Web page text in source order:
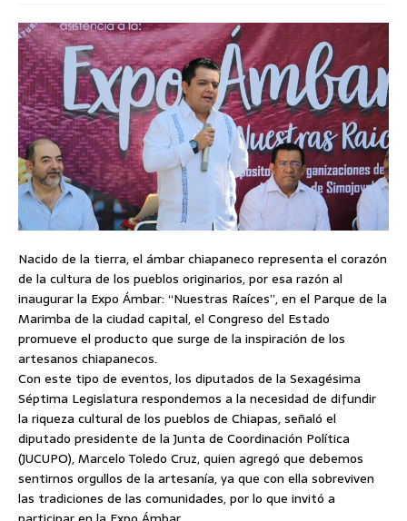
Nacido de la tierra, el ámbar chiapaneco representa el corazón
de la cultura de los pueblos originarios, por esa razón al
inaugurar la Expo Ámbar: “Nuestras Raíces”, en el Parque de la
Marimba de la ciudad capital, el Congreso del Estado
promueve el producto que surge de la inspiración de los
artesanos chiapanecos.
Con este tipo de eventos, los diputados de la Sexagésima
Séptima Legislatura respondemos a la necesidad de difundir
la riqueza cultural de los pueblos de Chiapas, señaló el
diputado presidente de la Junta de Coordinación Política
(JUCUPO), Marcelo Toledo Cruz, quien agregó que debemos
sentirnos orgullos de la artesanía, ya que con ella sobreviven
las tradiciones de las comunidades, por lo que invitó a